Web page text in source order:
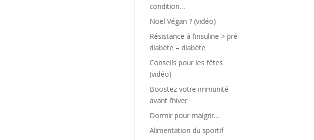
condition…
Noël Végan ? (vidéo)
Résistance à l’insuline > pré-
diabète – diabète
Conseils pour les fêtes
(vidéo)
Boostez votre immunité
avant l’hiver
Dormir pour maigrir…
Alimentation du sportif